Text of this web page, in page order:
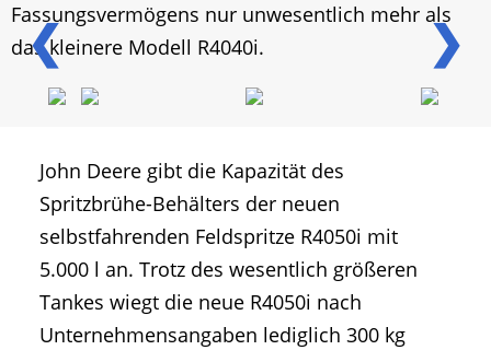
❮ ❯
Fassungsvermögens nur unwesentlich mehr als
das kleinere Modell R4040i.
John Deere gibt die Kapazität des
Spritzbrühe-Behälters der neuen
selbstfahrenden Feldspritze R4050i mit
5.000 l an. Trotz des wesentlich größeren
Tankes wiegt die neue R4050i nach
Unternehmensangaben lediglich 300 kg